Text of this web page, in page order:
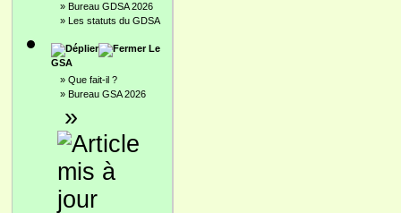
» Bureau GDSA 2026
» Les statuts du GDSA
Le
GSA
» Que fait-il ?
» Bureau GSA 2026
»